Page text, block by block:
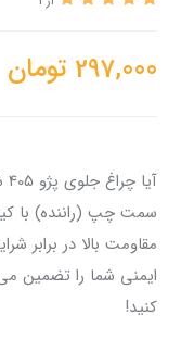
297,000 تومان
سمت چپ (راننده) با
مقاومت بالا در
ایمنی شما را تضمین
کنید!